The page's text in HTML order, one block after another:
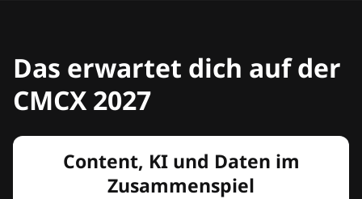
Das erwartet dich auf der
CMCX 2027
Content, KI und Daten im
Zusammenspiel